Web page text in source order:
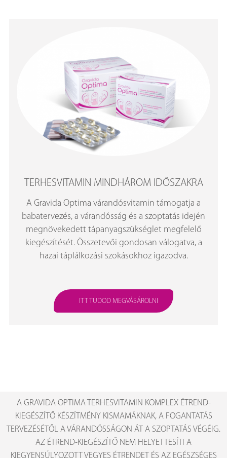
TERHESVITAMIN MINDHÁROM IDŐSZAKRA
A Gravida Optima várandósvitamin támogatja a
babatervezés, a várandósság és a szoptatás idején
megnövekedett tápanyagszükséglet megfelelő
kiegészítését. Összetevői gondosan válogatva, a
hazai táplálkozási szokásokhoz igazodva.
ITT TUDOD MEGVÁSÁROLNI
A GRAVIDA OPTIMA TERHESVITAMIN KOMPLEX ÉTREND-
KIEGÉSZÍTŐ KÉSZÍTMÉNY KISMAMÁKNAK, A FOGANTATÁS
TERVEZÉSÉTŐL A VÁRANDÓSSÁGON ÁT A SZOPTATÁS VÉGÉIG.
AZ ÉTREND-KIEGÉSZÍTŐ NEM HELYETTESÍTI A
KIEGYENSÚLYOZOTT VEGYES ÉTRENDET ÉS AZ EGÉSZSÉGES